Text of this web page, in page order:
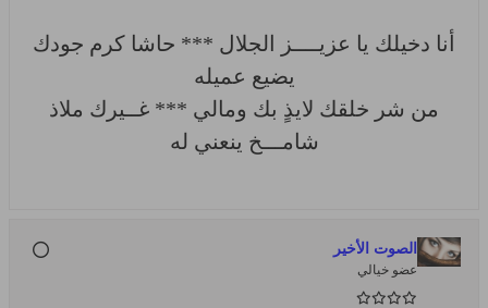
أنا دخيلك يا عزيــــز الجلال *** حاشا كرم جودك
يضيع عميله
من شر خلقك لايذٍ بك ومالي *** غــيرك ملاذ
شامـــخ ينعني له
الصوت الأخير
عضو خيالي